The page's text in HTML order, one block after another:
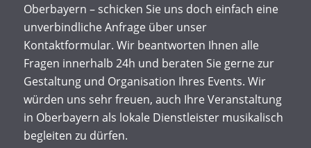
Oberbayern – schicken Sie uns doch einfach eine
unverbindliche Anfrage über unser
Kontaktformular. Wir beantworten Ihnen alle
Fragen innerhalb 24h und beraten Sie gerne zur
Gestaltung und Organisation Ihres Events. Wir
würden uns sehr freuen, auch Ihre Veranstaltung
in Oberbayern als lokale Dienstleister musikalisch
begleiten zu dürfen.